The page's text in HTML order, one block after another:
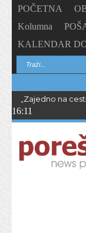
POČETNA
Kolumna
KALENDAR
„Zajedno na
16:11